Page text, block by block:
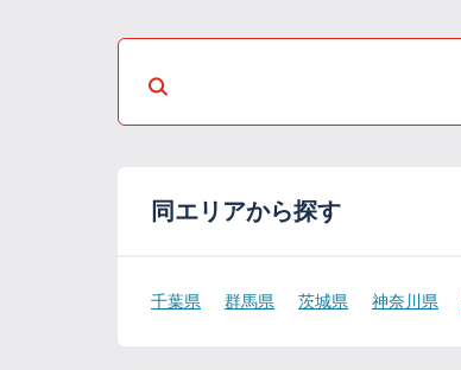
同エリアから探す
千葉県 群馬県 茨城県 神奈川県